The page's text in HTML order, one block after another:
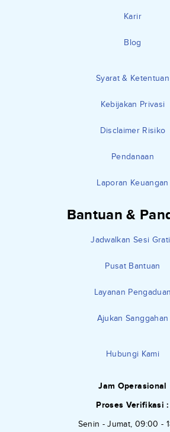
Karir
Blog
Syarat & Ketentuan
Kebijakan Privasi
Disclaimer Risiko
Pendanaan
Laporan Keuangan
Bantuan &
Jadwalkan Sesi
Pusat Bantuan
Layanan Pengaduan
Ajukan Sanggahan
Hubungi Kami
Jam Operasional
Proses Verifikasi :
Senin - Jumat, 09:00 -